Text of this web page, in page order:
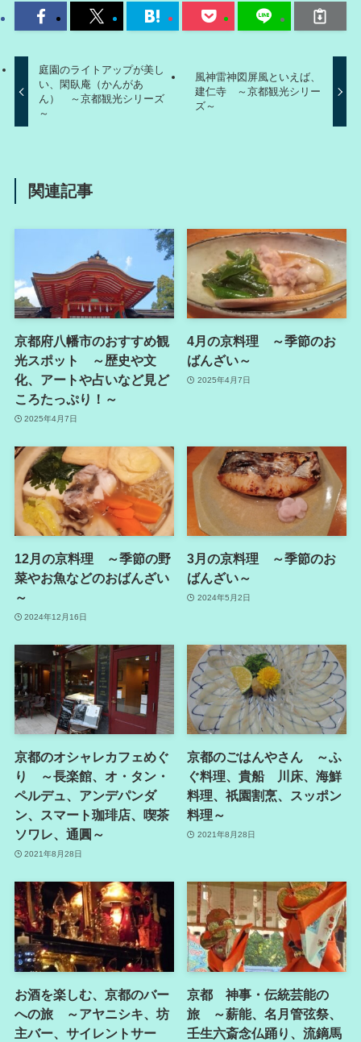
庭園のライトアップが美し
い、閑臥庵（かんがあ
ん） ～京都観光シリーズ
～
風神雷神図屏風といえば、
建仁寺 ～京都観光シリー
ズ～
関連記事
京都府八幡市のおすすめ観
光スポット ～歴史や文
化、アートや占いなど見ど
ころたっぷり！～
2025年4月7日
4月の京料理 ～季節のお
ばんざい～
2025年4月7日
12月の京料理 ～季節の野
菜やお魚などのおばんざい
～
2024年12月16日
3月の京料理 ～季節のお
ばんざい～
2024年5月2日
京都のオシャレカフェめぐ
り ～長楽館、オ・タン・
ペルデュ、アンデパンダ
ン、スマート珈琲店、喫茶
ソワレ、通圓～
2021年8月28日
京都のごはんやさん ～ふ
ぐ料理、貴船 川床、海鮮
料理、祇園割烹、スッポン
料理～
2021年8月28日
お酒を楽しむ、京都のバー
への旅 ～アヤニシキ、坊
主バー、サイレントサー
京都 神事・伝統芸能の
旅 ～薪能、名月管弦祭、
壬生六斎念仏踊り、流鏑馬